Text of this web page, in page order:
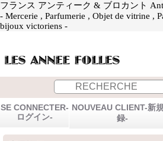
フランス アンティーク & ブロカント
- Mercerie , Parfumerie , Objet de vitrine ,
bijoux victoriens -
SE CONNECTER-
ログイン-
NOUVEAU CLIENT-新
録-